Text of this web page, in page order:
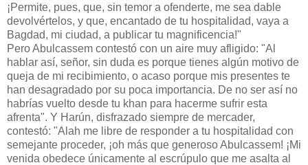
¡Permite, pues, que, sin temor a ofenderte, me sea dable
devolvértelos, y que, encantado de tu hospitalidad, vaya a
Bagdad, mi ciudad, a publicar tu magnificencia!"
Pero Abulcassem contestó con un aire muy afligido: "Al
hablar así, señor, sin duda es porque tienes algún motivo de
queja de mi recibimiento, o acaso porque mis presentes te
han desagradado por su poca importancia. De no ser así no
habrías vuelto desde tu khan para hacerme sufrir esta
afrenta". Y Harún, disfrazado siempre de mercader,
contestó: "Alah me libre de responder a tu hospitalidad con
semejante proceder, ¡oh más que generoso Abulcassem! ¡Mi
venida obedece únicamente al escrúpulo que me asalta al